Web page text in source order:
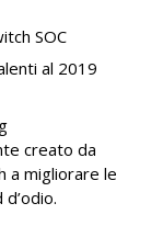
SOC
al 2019
creato da
a migliorare le